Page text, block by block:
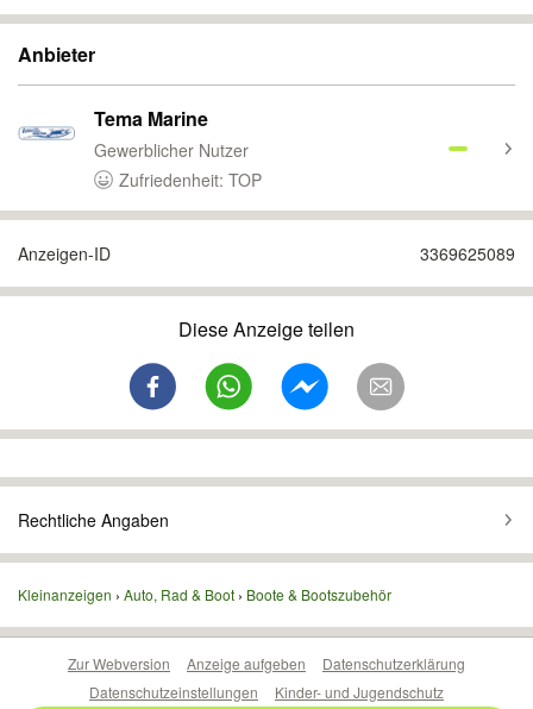
Anbieter
Tema Marine
Gewerblicher Nutzer
Zufriedenheit: TOP
Anzeigen-ID 3369625089
Diese Anzeige teilen
Rechtliche Angaben
Kleinanzeigen Auto, Rad & Boot Boote & Bootszubehör
Zur Webversion Anzeige aufgeben
Datenschutzerklärung
Datenschutzeinstellungen
Kinder- und Jugendschutz